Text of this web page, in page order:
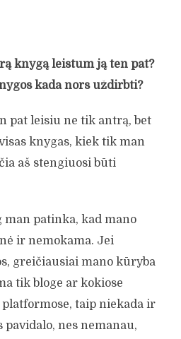
knygą leistum ją ten pat?
kada nors uždirbti?
pat leisiu ne tik antrą, bet
knygas, kiek tik man
aš stengiuosi būti
man patinka, kad mano
ir nemokama. Jei
greičiausiai mano kūryba
tik bloge ar kokiose
taip niekada ir
nes nemanau,